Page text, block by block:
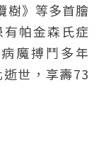
樹》等多首膾
帕金森氏症
魔搏鬥多年
世，享壽73